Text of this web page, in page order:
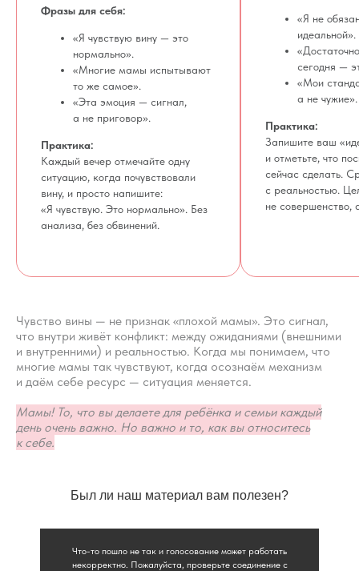
Фразы для себя:
«Я чувствую вину — это
нормально».
«Многие мамы испытывают
то же самое».
«Эта эмоция — сигнал,
а не приговор».
Практика:
Каждый вечер отмечайте одну
ситуацию, когда почувствовали
вину, и просто напишите:
«Я чувствую. Это нормально». Без
анализа, без обвинений.
«Я не
идеальной».
сегодня —
«Мои
а не чужие».
Практика:
Запишите ваш
и отметьте, что
сейчас сделать.
с реальностью.
не совершенство,
Чувство вины — не признак «плохой мамы». Это сигнал,
что внутри живёт конфликт: между ожиданиями (внешними
и внутренними) и реальностью. Когда мы понимаем, что
многие мамы так чувствуют, когда осознаём механизм
и даём себе ресурс — ситуация меняется.
Мамы! То, что вы делаете для ребёнка и семьи каждый
день очень важно. Но важно и то, как вы относитесь
к себе.
Был ли наш материал вам полезен?
Что-то пошло не так и голосование может работать
некорректно. Пожалуйста, проверьте соединение с
Первичная консультация
Вход/Регистрация
Дети
Взрослые
Специалисты
Журнал о сне
Практикум
О проекте
Политика
Вопросы
Контакты
Благодарности
КОНТАКТЫ